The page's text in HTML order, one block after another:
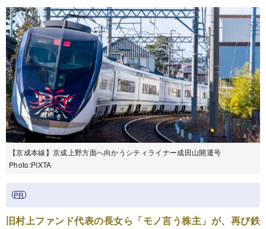
【京成本線】京成上野方面へ向かうシティライナー成田山開運号
Photo:PIXTA
旧村上ファンド代表の長女ら「モノ言う株主」が、再び鉄